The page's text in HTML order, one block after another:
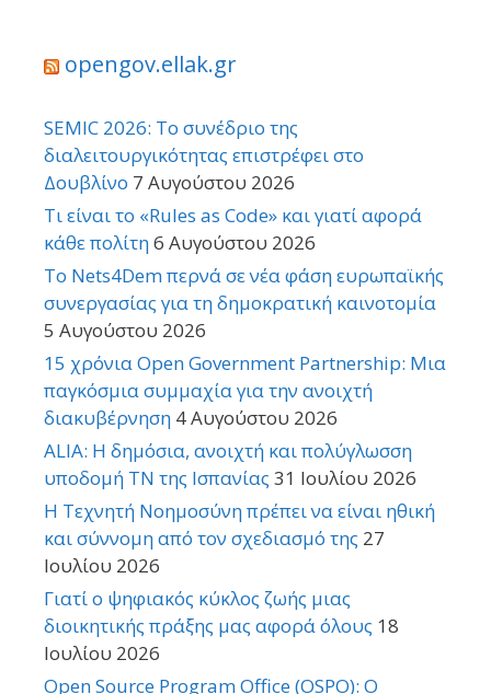
opengov.ellak.gr
SEMIC 2026: Το συνέδριο της
διαλειτουργικότητας επιστρέφει στο
Δουβλίνο 7 Αυγούστου 2026
Τι είναι το «Rules as Code» και γιατί αφορά
κάθε πολίτη6 Αυγούστου 2026
Το Nets4Dem περνά σε νέα φάση ευρωπαϊκής
συνεργασίας για τη δημοκρατική καινοτομία
5 Αυγούστου 2026
15 χρόνια Open Government Partnership: Μια
παγκόσμια συμμαχία για την ανοιχτή
διακυβέρνηση 4 Αυγούστου 2026
ALIA: Η δημόσια, ανοιχτή και πολύγλωσση
υποδομή ΤΝ της Ισπανίας 31 Ιουλίου 2026
Η Τεχνητή Νοημοσύνη πρέπει να είναι ηθική
και σύννομη από τον σχεδιασμό της 27
Ιουλίου 2026
Γιατί ο ψηφιακός κύκλος ζωής μιας
διοικητικής πράξης μας αφορά όλους 18
Ιουλίου 2026
Open Source Program Office (OSPO): Ο